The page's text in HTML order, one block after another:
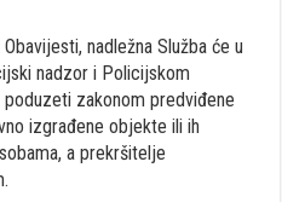
nadležna Služba će u
nadzor i Policijskom
zakonom predviđene
izgrađene objekte ili ih
a prekršitelje